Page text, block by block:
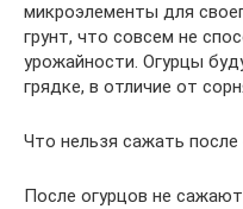
микроэлементы для
грунт, что совсем не
урожайности. Огурцы
грядке, в отличие от
Что нельзя сажать после
После огурцов не